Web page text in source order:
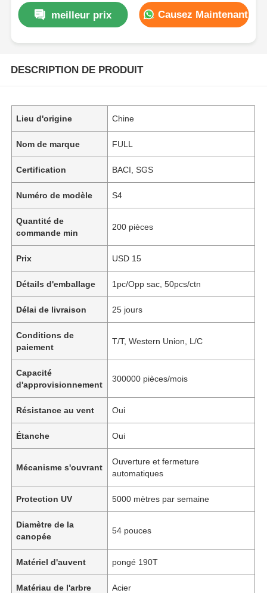
meilleur prix Causez Maintenant
DESCRIPTION DE PRODUIT
Lieu d'origine Chine
Nom de marque FULL
Certification BACI, SGS
Numéro de modèle S4
Quantité de
commande min
200 pièces
Prix USD 15
Détails d'emballage 1pc/Opp sac, 50pcs/ctn
Délai de livraison 25 jours
Conditions de
paiement
T/T, Western Union, L/C
Capacité
d'approvisionnement
300000 pièces/mois
Résistance au vent Oui
Étanche Oui
Mécanisme s'ouvrant
Ouverture et fermeture
automatiques
Protection UV 5000 mètres par semaine
Diamètre de la
canopée
54 pouces
Matériel d'auvent pongé 190T
Matériau de l'arbre Acier